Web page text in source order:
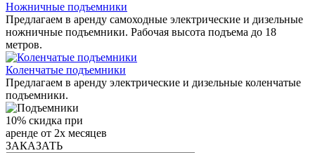
Ножничные подъемники
Предлагаем в аренду самоходные электрические и дизельные
ножничные подъемники. Рабочая высота подъема до 18
метров.
Коленчатые подъемники
Предлагаем в аренду электрические и дизельные коленчатые
подъемники.
10% скидка при
аренде от 2х месяцев
ЗАКАЗАТЬ